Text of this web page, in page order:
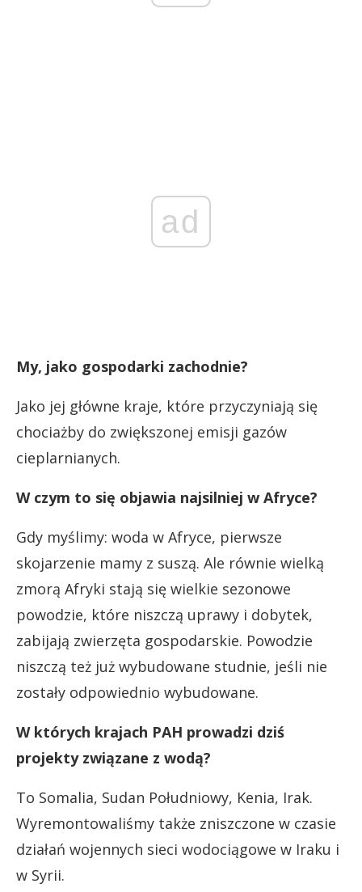
ad
My, jako gospodarki zachodnie?
Jako jej główne kraje, które przyczyniają się
chociażby do zwiększonej emisji gazów
cieplarnianych.
W czym to się objawia najsilniej w Afryce?
Gdy myślimy: woda w Afryce, pierwsze
skojarzenie mamy z suszą. Ale równie wielką
zmorą Afryki stają się wielkie sezonowe
powodzie, które niszczą uprawy i dobytek,
zabijają zwierzęta gospodarskie. Powodzie
niszczą też już wybudowane studnie, jeśli nie
zostały odpowiednio wybudowane.
W których krajach PAH prowadzi dziś
projekty związane z wodą?
To Somalia, Sudan Południowy, Kenia, Irak.
Wyremontowaliśmy także zniszczone w czasie
działań wojennych sieci wodociągowe w Iraku i
w Syrii.